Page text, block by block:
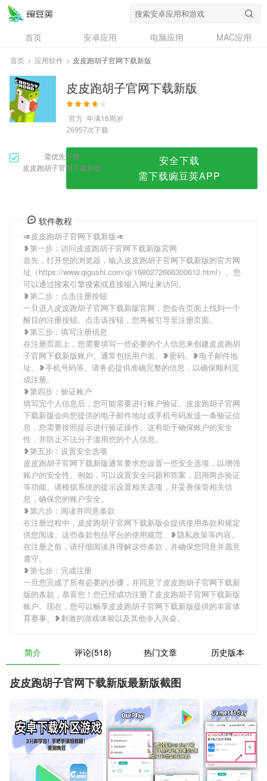
皮皮跑胡子官网下载新版
首页 安卓应用 电脑应用
MAC应用
资讯
专题
问答
首页 > 应用软件 > 皮皮跑胡子官网下载新版
皮皮跑胡子官网下载新版
官方 年满16周岁
26957次下载
需优先下载
皮皮跑胡子官网下载新版
安全下载
需下载豌豆荚APP
软件教程
🥑皮皮跑胡子官网下载新版🥑
❥第一步：访问皮皮跑胡子官网下载新版官网
首先，打开您的浏览器，输入皮皮跑胡子官网下载新版的官方网
址（https://www.qigushi.com/qi/1680272666300612.html）。您
可以通过搜索引擎搜索或直接输入网址来访问。
❥第二步：点击注册按钮
一旦进入皮皮跑胡子官网下载新版官网，您会在页面上找到一个
醒目的注册按钮。点击该按钮，您将被引导至注册页面。
❥第三步：填写注册信息
在注册页面上，您需要填写一些必要的个人信息来创建皮皮跑胡
子官网下载新版账户。通常包括用户名、❥密码、❥电子邮件地
址、❥手机号码等。请务必提供准确完整的信息，以确保顺利完
成注册。
❥第四步：验证账户
填写完个人信息后，您可能需要进行账户验证。皮皮跑胡子官网
下载新版会向您提供的电子邮件地址或手机号码发送一条验证信
息，您需要按照提示进行验证操作。这有助于确保账户的安全
性，并防止不法分子滥用您的个人信息。
❥第五步：设置安全选项
皮皮跑胡子官网下载新版通常要求您设置一些安全选项，以增强
账户的安全性。例如，可以设置安全问题和答案，启用两步验证
等功能。请根据系统的提示设置相关选项，并妥善保管相关信
息，确保您的账户安全。
❥第六步：阅读并同意条款
在注册过程中，皮皮跑胡子官网下载新版会提供使用条款和规定
供您阅读。这些条款包括平台的使用规范、❥隐私政策等内容。
在注册之前，请仔细阅读并理解这些条款，并确保您同意并愿意
遵守。
❥第七步：完成注册
一旦您完成了所有必要的步骤，并同意了皮皮跑胡子官网下载新
版的条款，恭喜您！您已经成功注册了皮皮跑胡子官网下载新版
账户。现在，您可以畅享皮皮跑胡子官网下载新版提供的丰富体
育赛事、❥刺激的游戏体验以及其他令人兴奋。
简介 评论(518) 热门文章 历史版本
皮皮跑胡子官网下载新版最新版截图